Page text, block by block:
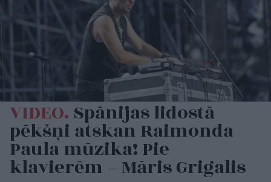
VIDEO. Spānijas lidostā
pēkšņi atskan Raimonda
Paula mūzika! Pie
klavierēm – Māris Grigalis